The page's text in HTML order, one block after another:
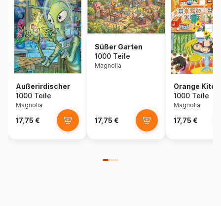
Außerirdischer
1000 Teile
Magnolia
17,75 €
Süßer Garten
1000 Teile
Magnolia
17,75 €
Orange
1000 Teile
Magnolia
17,75 €